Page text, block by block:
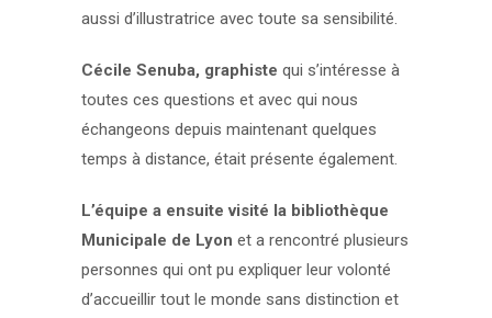
aussi d’illustratrice avec toute sa sensibilité.
Cécile Senuba, graphiste qui s’intéresse à
toutes ces questions et avec qui nous
échangeons depuis maintenant quelques
temps à distance, était présente également.
L’équipe a ensuite visité la bibliothèque
Municipale de Lyon et a rencontré plusieurs
personnes qui ont pu expliquer leur volonté
d’accueillir tout le monde sans distinction et